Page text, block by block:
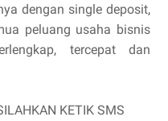
dengan single deposit,
peluang usaha bisnis
tercepat dan
KETIK SMS